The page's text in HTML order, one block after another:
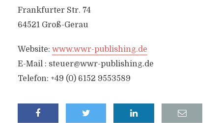
Frankfurter Str. 74
64521 Groß-Gerau
Website: www.wwr-publishing.de
E-Mail : steuer@wwr-publishing.de
Telefon: +49 (0) 6152 9553589